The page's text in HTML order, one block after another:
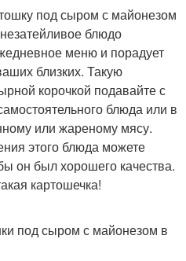
под сыром с майонезом
блюдо
меню и порадует
близких. Такую
корочкой подавайте с
блюда или в
или жареному мясу.
этого блюда можете
он был хорошего качества.
картошечка!
под сыром с майонезом в